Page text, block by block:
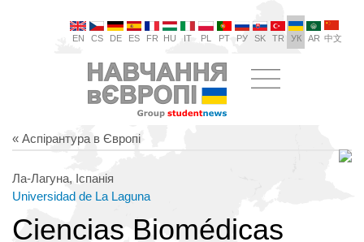
EN CS DE ES FR HU IT PL PT РУ SK TR УК AR 中文
« Аспірантура в Європі
Ла-Лагуна, Іспанія
Universidad de La Laguna
Ciencias Biomédicas